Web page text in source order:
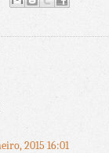
2015 16:01